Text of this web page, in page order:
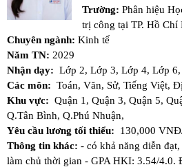
Trường: Phân hiệu
trị công tại TP. Hồ Chí
Chuyên ngành: Kinh tế
Năm TN: 2029
Nhận dạy: Lớp 2, Lớp 3, Lớp 4, Lớp 6,
Các môn: Toán, Văn, Sử, Tiếng Việt,
Khu vực: Quận 1, Quận 3, Quận 5,
Q.Tân Bình, Q.Phú Nhuận,
Yêu cầu lương tối thiểu:
130,000
Thông tin khác: - có khả năng diễn
làm chủ thời gian - GPA HKI: 3.54/4.0.